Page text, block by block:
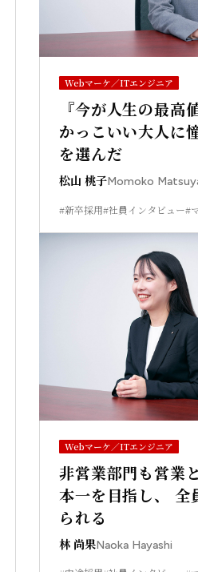
Webマーケ／ITエンジニア
『今が人生の最高
かっこいい大人に
を選んだ
松山 桃子Momoko
#新卒採用#社員インタビュー#
Webマーケ／ITエンジニア
非営業部門も営業
本一を目指し、 全
られる
林 尚果Naoka Hayashi